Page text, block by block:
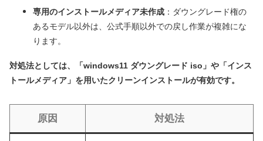
専用のインストールメディア未作成 ：ダウングレード権の
あるモデル以外は、公式手順以外での戻し作業が複雑にな
ります。
対処法としては、「windows11 ダウングレード iso」や「インス
トールメディア」を用いたクリーンインストールが有効です。
原因 対処法